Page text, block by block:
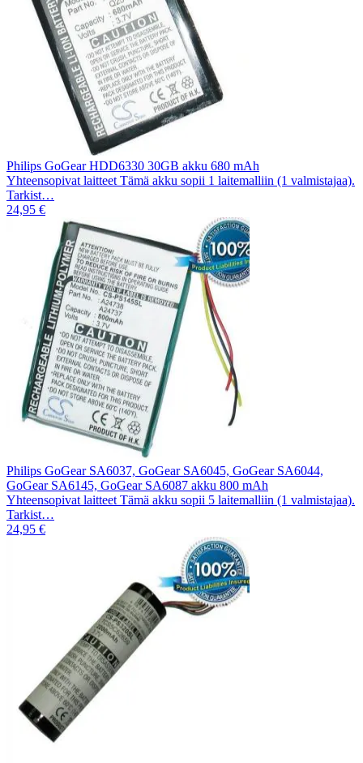
Philips GoGear HDD6330 30GB akku 680 mAh
Yhteensopivat laitteet Tämä akku sopii 1 laitemalliin (1 valmistajaa).
Tarkist…
24,95 €
Philips GoGear SA6037, GoGear SA6045, GoGear SA6044,
GoGear SA6145, GoGear SA6087 akku 800 mAh
Yhteensopivat laitteet Tämä akku sopii 5 laitemalliin (1 valmistajaa).
Tarkist…
24,95 €